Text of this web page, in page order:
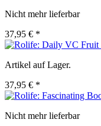
Nicht mehr lieferbar
37,95 € *
Artikel auf Lager.
37,95 € *
Nicht mehr lieferbar